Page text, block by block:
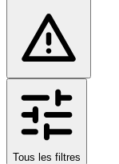
Tous les filtres